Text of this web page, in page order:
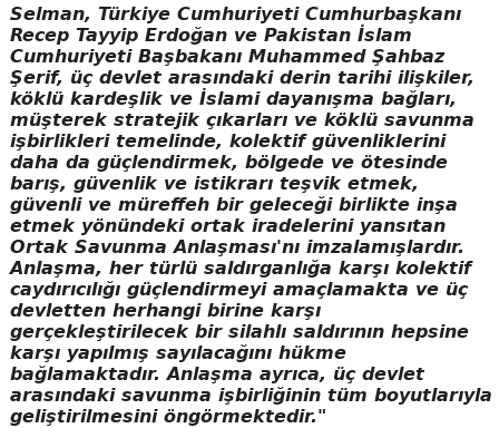
Selman, Türkiye Cumhuriyeti Cumhurbaşkanı
Recep Tayyip Erdoğan ve Pakistan İslam
Cumhuriyeti Başbakanı Muhammed Şahbaz
Şerif, üç devlet arasındaki derin tarihi ilişkiler,
köklü kardeşlik ve İslami dayanışma bağları,
müşterek stratejik çıkarları ve köklü savunma
işbirlikleri temelinde, kolektif güvenliklerini
daha da güçlendirmek, bölgede ve ötesinde
barış, güvenlik ve istikrarı teşvik etmek,
güvenli ve müreffeh bir geleceği birlikte inşa
etmek yönündeki ortak iradelerini yansıtan
Ortak Savunma Anlaşması'nı imzalamışlardır.
Anlaşma, her türlü saldırganlığa karşı kolektif
caydırıcılığı güçlendirmeyi amaçlamakta ve üç
devletten herhangi birine karşı
gerçekleştirilecek bir silahlı saldırının hepsine
karşı yapılmış sayılacağını hükme
bağlamaktadır. Anlaşma ayrıca, üç devlet
arasındaki savunma işbirliğinin tüm boyutlarıyla
geliştirilmesini öngörmektedir."